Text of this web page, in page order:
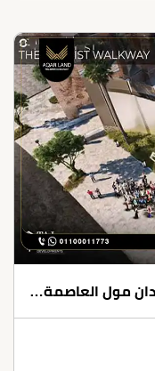
محل تجاري بمساحة 93 متر مربع ازدان مول العاصمة الإدارية